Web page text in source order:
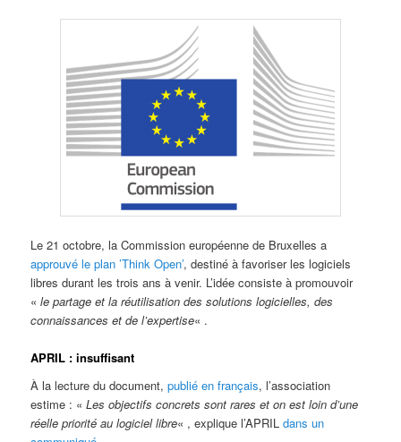
Le 21 octobre, la Commission européenne de Bruxelles a
approuvé le plan ’Think Open’, destiné à favoriser les logiciels
libres durant les trois ans à venir. L’idée consiste à promouvoir
«le partage et la réutilisation des solutions logicielles, des
connaissances et de l’expertise« .
APRIL : insuffisant
À la lecture du document,publié en français, l’association
estime : «Les objectifs concrets sont rares et on est loin d’une
réelle priorité au logiciel libre« , explique l’APRILdans un